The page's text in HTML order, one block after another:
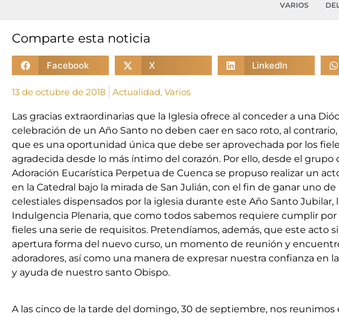
VARIOS
Comparte esta noticia
Facebook X LinkedIn
13 de octubre de 2018 Actualidad, Varios
Las gracias extraordinarias que la Iglesia ofrece al conceder a una
celebración de un Año Santo no deben caer en saco roto, al
que es una oportunidad única que debe ser aprovechada por los
agradecida desde lo más íntimo del corazón. Por ello, desde el grupo
Adoración Eucarística Perpetua de Cuenca se propuso realizar un
en la Catedral bajo la mirada de San Julián, con el fin de ganar uno de
celestiales dispensados por la iglesia durante este Año Santo Jubilar,
Indulgencia Plenaria, que como todos sabemos requiere cumplir por
fieles una serie de requisitos. Pretendíamos, además, que este acto
apertura forma del nuevo curso, un momento de reunión y
adoradores, así como una manera de expresar nuestra confianza en
y ayuda de nuestro santo Obispo.
A las cinco de la tarde del domingo, 30 de septiembre, nos reunimos